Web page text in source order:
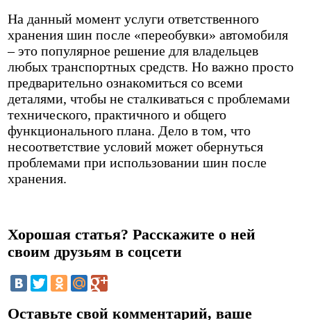
На данный момент услуги ответственного
хранения шин после «переобувки» автомобиля
– это популярное решение для владельцев
любых транспортных средств. Но важно просто
предварительно ознакомиться со всеми
деталями, чтобы не сталкиваться с проблемами
технического, практичного и общего
функционального плана. Дело в том, что
несоответствие условий может обернуться
проблемами при использовании шин после
хранения.
Хорошая статья? Расскажите о ней
своим друзьям в соцсети
Оставьте свой комментарий, ваше